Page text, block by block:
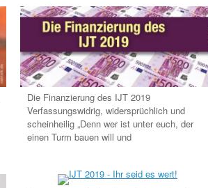
Die Finanzierung des IJT 2019
Verfassungswidrig, widersprüchlich und
scheinheilig „Denn wer ist unter euch, der
einen Turm bauen will und